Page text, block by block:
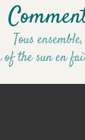
Tous
of the sun en